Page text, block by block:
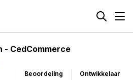
CedCommerce
Beoordeling
Ontwikkelaar